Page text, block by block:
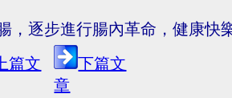
，逐步進行腸內革命，健康快
上篇文
下篇文
章